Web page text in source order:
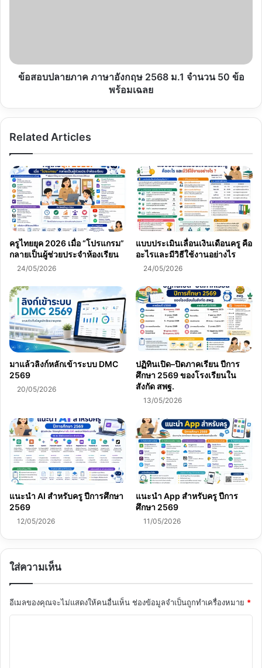
50
ข้อข้อสอบปลายภาค ภาษาอังกฤษ 2568 ม.1 จำนวน 50 ข้อ
พร้อมเฉลย
Related Articles
ครูไทยยุค 2026 เมื่อ “โปรแกรม”
กลายเป็นผู้ช่วยประจำห้องเรียน
24/05/2026
แบบประเมินเลื่อนเงินเดือนครู คือ
อะไรและมีวิธีใช้งานอย่างไร
24/05/2026
มาแล้วลิงก์หลักเข้าระบบ DMC
2569
20/05/2026
ปฏิทินเปิด–ปิดภาคเรียน ปีการ
ศึกษา 2569 ของโรงเรียนใน
สังกัด สพฐ.
13/05/2026
แนะนำ AI สำหรับครู ปีการศึกษา
2569
12/05/2026
แนะนำ App สำหรับครู ปีการ
ศึกษา 2569
11/05/2026
ใส่ความเห็น
อีเมลของคุณจะไม่แสดงให้คนอื่นเห็น ช่องข้อมูลจำเป็นถูกทำเครื่องหมาย *